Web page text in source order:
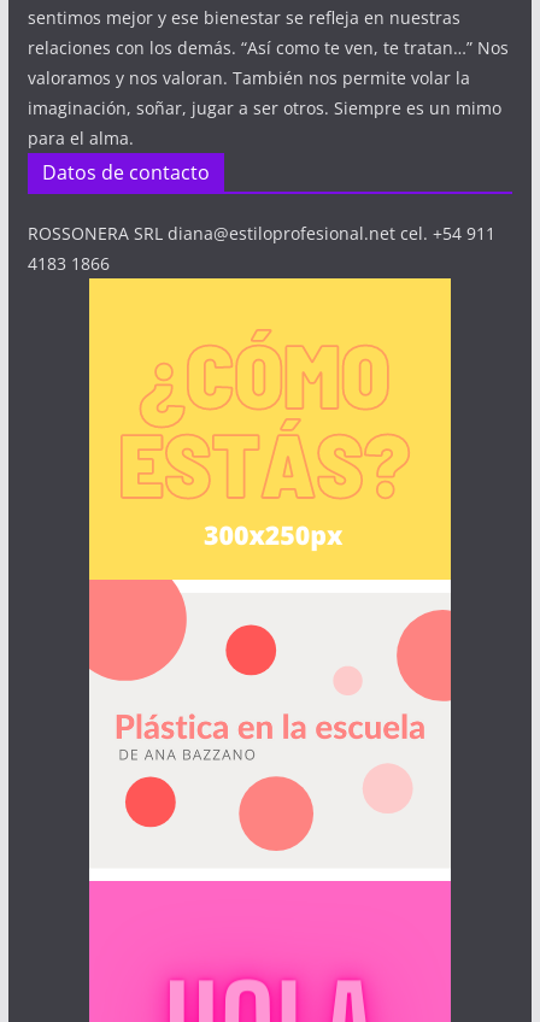
sentimos mejor y ese bienestar se refleja en nuestras
relaciones con los demás. “Así como te ven, te tratan…” Nos
valoramos y nos valoran. También nos permite volar la
imaginación, soñar, jugar a ser otros. Siempre es un mimo
para el alma.
Datos de contacto
ROSSONERA SRL diana@estiloprofesional.net cel. +54 911
4183 1866